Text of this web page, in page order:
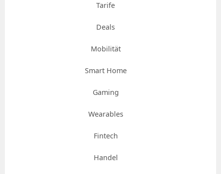
Tarife
Deals
Mobilität
Smart Home
Gaming
Wearables
Fintech
Handel